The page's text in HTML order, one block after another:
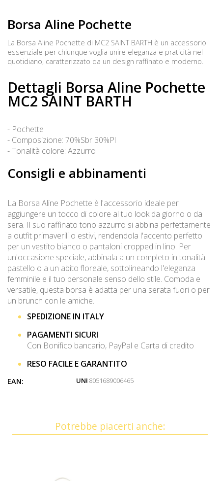
Borsa Aline Pochette
La Borsa Aline Pochette di MC2 SAINT BARTH è un accessorio
essenziale per chiunque voglia unire eleganza e praticità nel
quotidiano, caratterizzato da un design raffinato e moderno.
Dettagli Borsa Aline Pochette
MC2 SAINT BARTH
- Pochette
- Composizione: 70%Sbr 30%Pl
- Tonalità colore: Azzurro
Consigli e abbinamenti
La Borsa Aline Pochette è l'accessorio ideale per
aggiungere un tocco di colore al tuo look da giorno o da
sera. Il suo raffinato tono azzurro si abbina perfettamente
a outfit primaverili o estivi, rendendola l'accento perfetto
per un vestito bianco o pantaloni cropped in lino. Per
un'occasione speciale, abbinala a un completo in tonalità
pastello o a un abito floreale, sottolineando l'eleganza
femminile e il tuo personale senso dello stile. Comoda e
versatile, questa borsa è adatta per una serata fuori o per
un brunch con le amiche.
SPEDIZIONE IN ITALY
PAGAMENTI SICURI
Con Bonifico bancario, PayPal e Carta di credito
RESO FACILE E GARANTITO
EAN: UNI: 8051689006465
Potrebbe piacerti anche: